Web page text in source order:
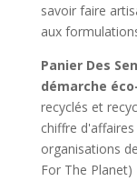
savoir faire
aux
Panier Des
démarche
recyclés et
chiffre
organisations
For The Planet)